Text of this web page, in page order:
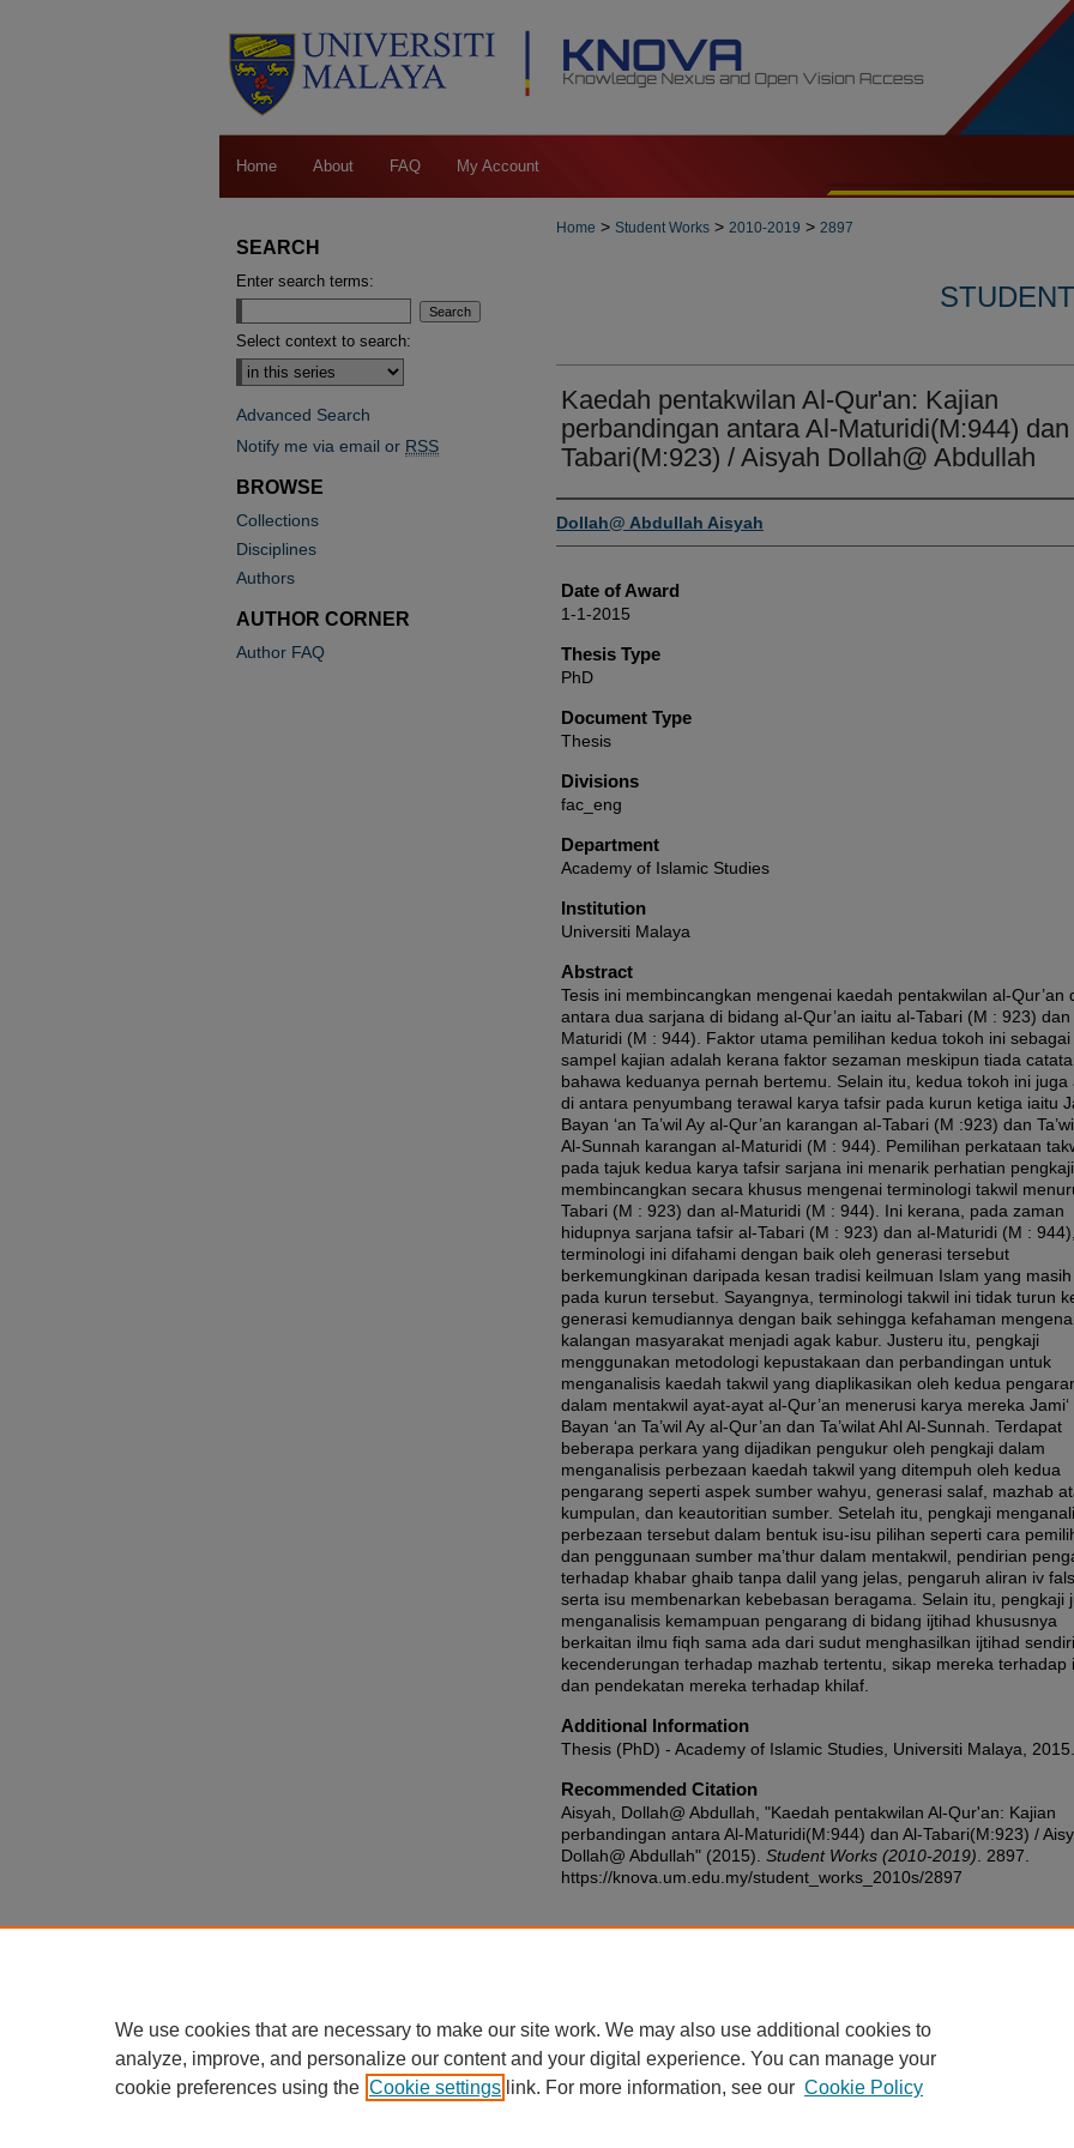
Home About FAQ My Account
Home > Student Works > 2010-2019 > 2897
Kaedah pentakwilan Al-Qur'an: Kajian
perbandingan antara Al-Maturidi(M:944)
Tabari(M:923) / Aisyah Dollah@ Abdullah
Author
Dollah@ Abdullah Aisyah
Date of Award
1-1-2015
Thesis Type
PhD
Document Type
Thesis
Divisions
fac_eng
Department
Academy of Islamic Studies
Institution
Universiti Malaya
Abstract
Tesis ini membincangkan mengenai kaedah pentakwilan al-Qur’an
antara dua sarjana di bidang al-Qur’an iaitu al-Tabari (M : 923) dan
Maturidi (M : 944). Faktor utama pemilihan kedua tokoh ini sebagai
sampel kajian adalah kerana faktor sezaman meskipun tiada
bahawa keduanya pernah bertemu. Selain itu, kedua tokoh ini juga
di antara penyumbang terawal karya tafsir pada kurun ketiga iaitu
Bayan ‘an Ta’wil Ay al-Qur’an karangan al-Tabari (M :923) dan
Al-Sunnah karangan al-Maturidi (M : 944). Pemilihan perkataan
pada tajuk kedua karya tafsir sarjana ini menarik perhatian
membincangkan secara khusus mengenai terminologi takwil
Tabari (M : 923) dan al-Maturidi (M : 944). Ini kerana, pada zaman
hidupnya sarjana tafsir al-Tabari (M : 923) dan al-Maturidi (M : 944),
terminologi ini difahami dengan baik oleh generasi tersebut
berkemungkinan daripada kesan tradisi keilmuan Islam yang
pada kurun tersebut. Sayangnya, terminologi takwil ini tidak turun
generasi kemudiannya dengan baik sehingga kefahaman
kalangan masyarakat menjadi agak kabur. Justeru itu, pengkaji
menggunakan metodologi kepustakaan dan perbandingan untuk
menganalisis kaedah takwil yang diaplikasikan oleh kedua
dalam mentakwil ayat-ayat al-Qur’an menerusi karya mereka Jami‘
Bayan ‘an Ta’wil Ay al-Qur’an dan Ta’wilat Ahl Al-Sunnah. Terdapat
beberapa perkara yang dijadikan pengukur oleh pengkaji dalam
menganalisis perbezaan kaedah takwil yang ditempuh oleh kedua
pengarang seperti aspek sumber wahyu, generasi salaf, mazhab
kumpulan, dan keautoritian sumber. Setelah itu, pengkaji
perbezaan tersebut dalam bentuk isu-isu pilihan seperti cara
dan penggunaan sumber ma’thur dalam mentakwil, pendirian
terhadap khabar ghaib tanpa dalil yang jelas, pengaruh aliran iv
serta isu membenarkan kebebasan beragama. Selain itu, pengkaji
menganalisis kemampuan pengarang di bidang ijtihad khususnya
berkaitan ilmu fiqh sama ada dari sudut menghasilkan ijtihad sendiri,
kecenderungan terhadap mazhab tertentu, sikap mereka terhadap
dan pendekatan mereka terhadap khilaf.
Additional Information
Thesis (PhD) - Academy of Islamic Studies, Universiti Malaya, 2015.
Recommended Citation
Aisyah, Dollah@ Abdullah, "Kaedah pentakwilan Al-Qur'an: Kajian
perbandingan antara Al-Maturidi(M:944) dan Al-Tabari(M:923) /
Dollah@ Abdullah" (2015). Student Works (2010-2019) . 2897.
https://knova.um.edu.my/student_works_2010s/2897
SEARCH
Enter search terms:
Select context to search:
Advanced Search
Notify me via email or RSS
BROWSE
Collections
Disciplines
Authors
AUTHOR CORNER
Author FAQ
Privacy Copyright
We use cookies that are necessary to make our site work. We may also use additional cookies to
analyze, improve, and personalize our content and your digital experience. You can manage your
cookie preferences using the Cookie settings link. For more information, see our Cookie Policy